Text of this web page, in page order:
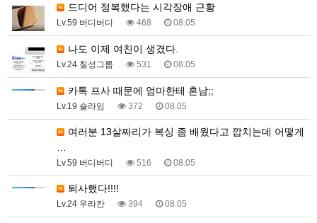
드디어 정복했다는 시각장애 근황
Lv.59 버디버디 468 08.05
나도 이제 여친이 생겼다.
Lv.24 칠성그룹 531 08.05
카톡 프사 때문에 엄마한테 혼남;;
Lv.19 슬라임 372 08.05
Lv.59 버디버디 516 08.05
퇴사했다!!!!
Lv.24 우라칸 394 08.05